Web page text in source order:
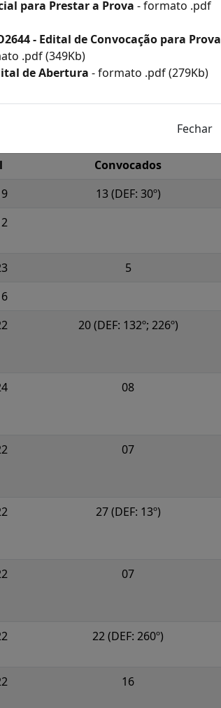
para Prestar a Prova - formato .pdf
- Edital de Convocação para Prova
.pdf (349Kb)
de Abertura - formato .pdf (279Kb)
Convocados
13 (DEF: 30º)
5
20 (DEF: 132º; 226º)
08
07
27 (DEF: 13º)
07
22 (DEF: 260º)
16